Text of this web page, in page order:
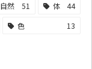
自然 51 体
44
色 13